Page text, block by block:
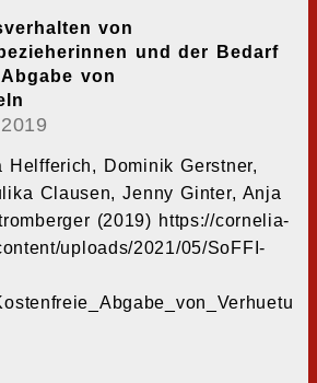
von
und der Bedarf
von
Helfferich, Dominik Gerstner,
Clausen, Jenny Ginter, Anja
(2019) https://cornelia-
uploads/2021/05/SoFFI-